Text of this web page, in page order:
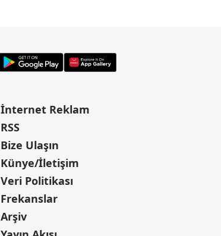
İnternet Reklam
RSS
Bize Ulaşın
Künye/İletişim
Veri Politikası
Frekanslar
Arşiv